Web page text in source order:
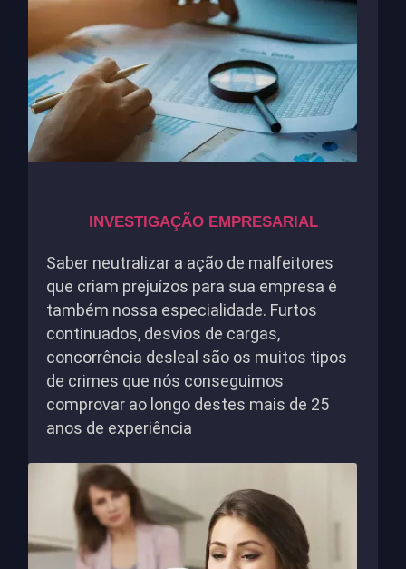
INVESTIGAÇÃO EMPRESARIAL
Saber neutralizar a ação de malfeitores
que criam prejuízos para sua empresa é
também nossa especialidade. Furtos
continuados, desvios de cargas,
concorrência desleal são os muitos tipos
de crimes que nós conseguimos
comprovar ao longo destes mais de 25
anos de experiência